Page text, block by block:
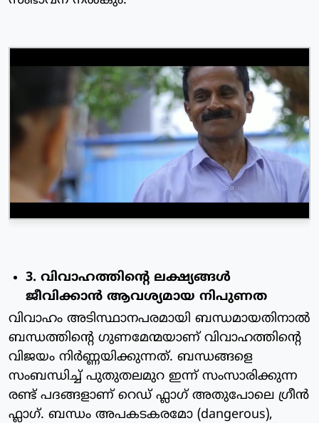
3. വിവാഹത്തിന്റെ ലക്ഷ്യങ്ങൾ
ജീവിക്കാൻ ആവശ്യമായ നിപുണത
വിവാഹം അടിസ്ഥാനപരമായി ബന്ധമായതിനാൽ
ബന്ധത്തിന്റെ ഗുണമേന്മയാണ് വിവാഹത്തിന്റെ
വിജയം നിർണ്ണയിക്കുന്നത്. ബന്ധങ്ങളെ
സംബന്ധിച്ച് പുതുതലമുറ ഇന്ന് സംസാരിക്കുന്ന
രണ്ട് പദങ്ങളാണ് റെഡ് ഫ്ലാഗ് അതുപോലെ ഗ്രീൻ
ഫ്ലാഗ്. ബന്ധം അപകടകരമോ (dangerous),